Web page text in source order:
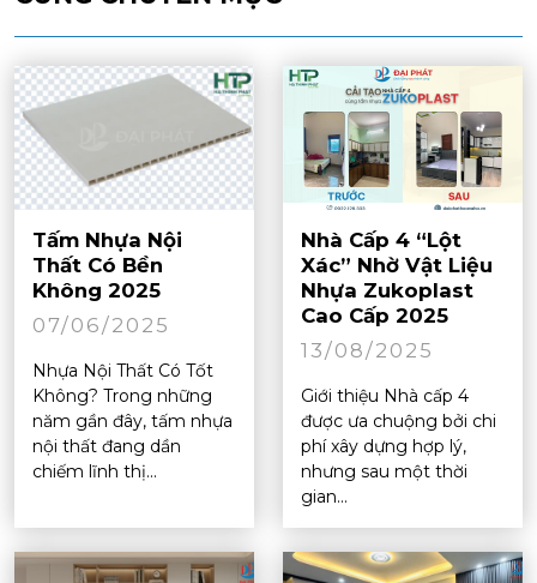
Tấm Nhựa Nội
Thất Có Bền
Không 2025
07/06/2025
Nhựa Nội Thất Có Tốt
Không? Trong những
năm gần đây, tấm nhựa
nội thất đang dần
chiếm lĩnh thị...
Nhà Cấp 4 “Lột
Xác” Nhờ Vật Liệu
Nhựa Zukoplast
Cao Cấp 2025
13/08/2025
Giới thiệu Nhà cấp 4
được ưa chuộng bởi chi
phí xây dựng hợp lý,
nhưng sau một thời
gian...